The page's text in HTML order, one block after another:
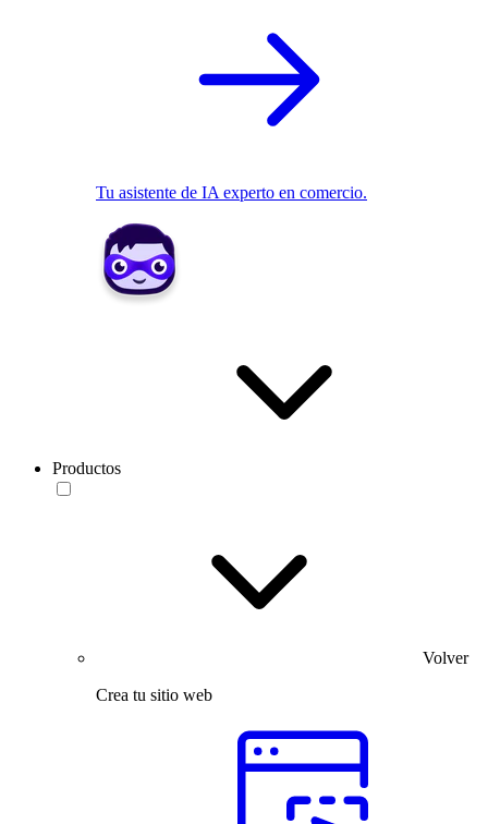
Tu asistente de IA experto en comercio.
Productos
Volver
Crea tu sitio web